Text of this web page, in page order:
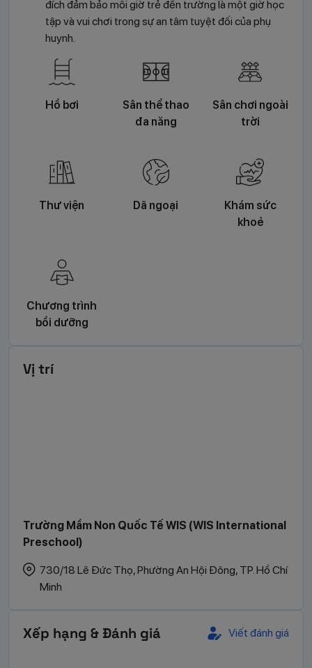
đích đảm bảo mỗi giờ trẻ đến trường là một giờ học
tập và vui chơi trong sự an tâm tuyệt đối của phụ
huynh.
Hồ bơi
Sân thể thao
đa năng
Sân chơi ngoài
trời
Thư viện Dã ngoại
Khám sức
khoẻ
Chương trình
bồi dưỡng
Vị trí
Trường Mầm Non Quốc Tế WIS (WIS International
Preschool)
730/18 Lê Đức Thọ, Phường An Hội Đông, TP. Hồ Chí
Minh
Xếp hạng & Đánh giá Viết đánh giá